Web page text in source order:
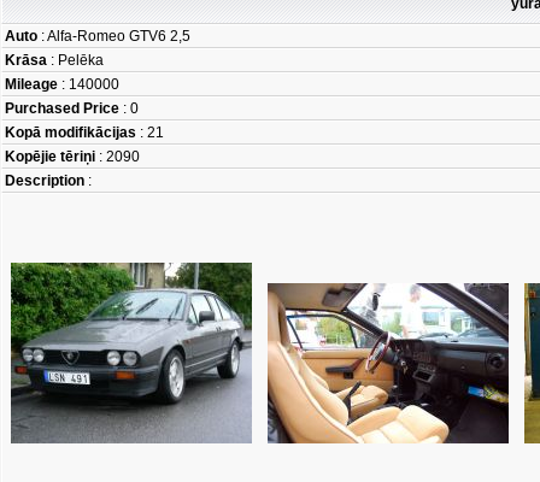
Auto : Alfa-Romeo GTV6 2,5
Krāsa : Pelēka
Mileage : 140000
Purchased Price : 0
Kopā modifikācijas : 21
Kopējie tēriņi : 2090
Description :